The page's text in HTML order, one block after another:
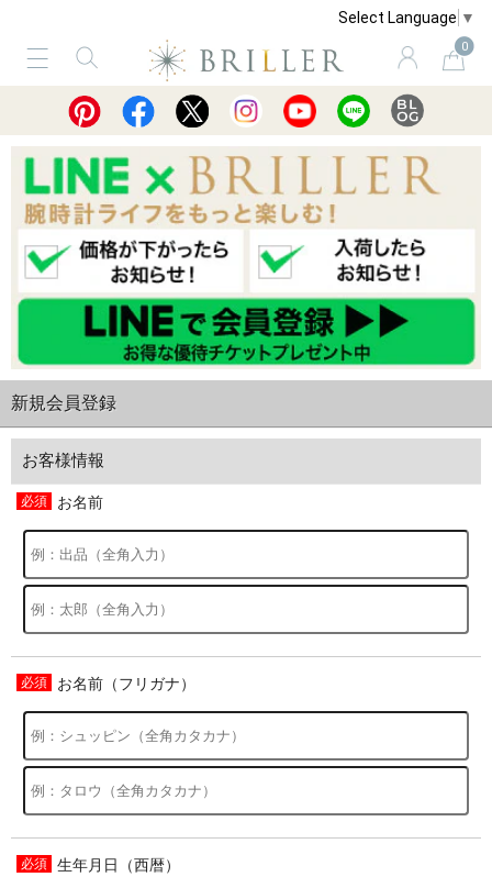
Select Language ▼
0
サービス ショッピングガイド 買取
新規会員登録
お客様情報
お名前
お名前（フリガナ）
生年月日（西暦）